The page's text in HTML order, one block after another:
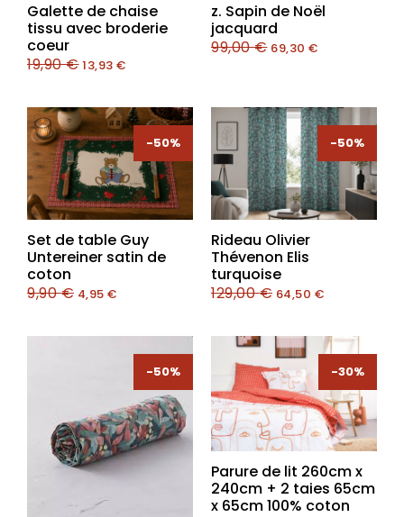
Galette de chaise
tissu avec broderie
coeur
19,90€13,93 €
z. Sapin de Noël
jacquard
99,00€ 69,30 €
-50%
-50%
Set de table Guy
Untereiner satin de
coton
9,90€ 4,95 €
-50%
-50%
Rideau Olivier
Thévenon Elis
turquoise
129,00€ 64,50 €
-50% -30%
-30%
Parure de lit 260cm x
240cm + 2 taies 65cm
x 65cm 100% coton